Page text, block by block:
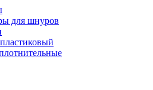
для шнуров